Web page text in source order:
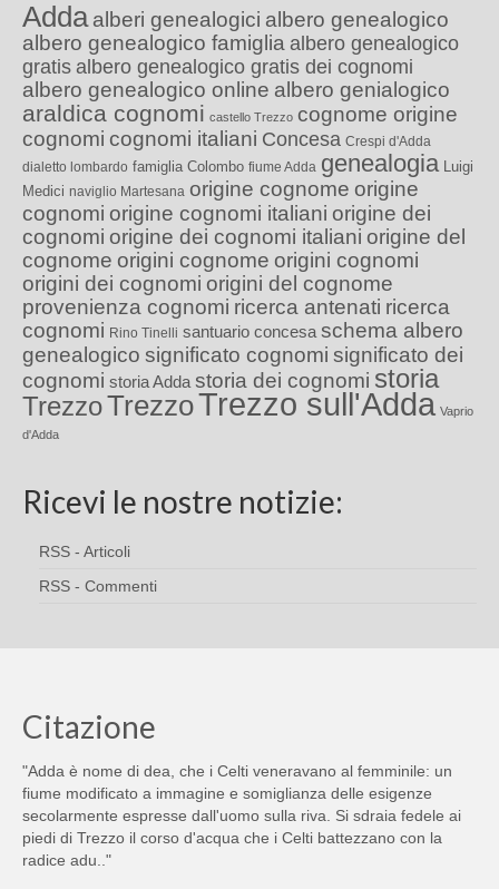
Adda alberi genealogici albero genealogico
albero genealogico famiglia albero genealogico
gratis albero genealogico gratis dei cognomi
albero genealogico online albero genialogico
araldica cognomi castello Trezzo cognome origine
cognomi cognomi italiani Concesa Crespi d'Adda
dialetto lombardo famiglia Colombo fiume Adda genealogia Luigi
Medici naviglio Martesana origine cognome origine
cognomi origine cognomi italiani origine dei
cognomi origine dei cognomi italiani origine del
cognome origini cognome origini cognomi
origini dei cognomi origini del cognome
provenienza cognomi ricerca antenati ricerca
cognomi Rino Tinelli santuario concesa schema albero
genealogico significato cognomi significato dei
cognomi storia Adda storia dei cognomi storia
TrezzoTrezzoTrezzo sull'Adda Vaprio
d'Adda
Ricevi le nostre notizie:
RSS - Articoli
RSS - Commenti
Citazione
"Adda è nome di dea, che i Celti veneravano al femminile: un
fiume modificato a immagine e somiglianza delle esigenze
secolarmente espresse dall'uomo sulla riva. Si sdraia fedele ai
piedi di Trezzo il corso d'acqua che i Celti battezzano con la
radice adu.."